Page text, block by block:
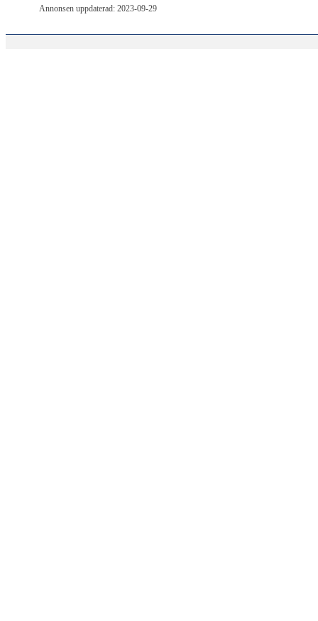
Annonsen uppdaterad: 2023-09-29